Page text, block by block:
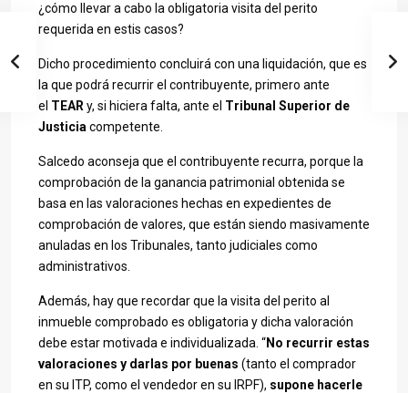
¿cómo llevar a cabo la obligatoria visita del perito
requerida en estis casos?
Dicho procedimiento concluirá con una liquidación, que es
la que podrá recurrir el contribuyente, primero ante
el TEAR y, si hiciera falta, ante el Tribunal Superior de
Justicia competente.
Salcedo aconseja que el contribuyente recurra, porque la
comprobación de la ganancia patrimonial obtenida se
basa en las valoraciones hechas en expedientes de
comprobación de valores, que están siendo masivamente
anuladas en los Tribunales, tanto judiciales como
administrativos.
Además, hay que recordar que la visita del perito al
inmueble comprobado es obligatoria y dicha valoración
debe estar motivada e individualizada. “No recurrir estas
valoraciones y darlas por buenas (tanto el comprador
en su ITP, como el vendedor en su IRPF), supone hacerle